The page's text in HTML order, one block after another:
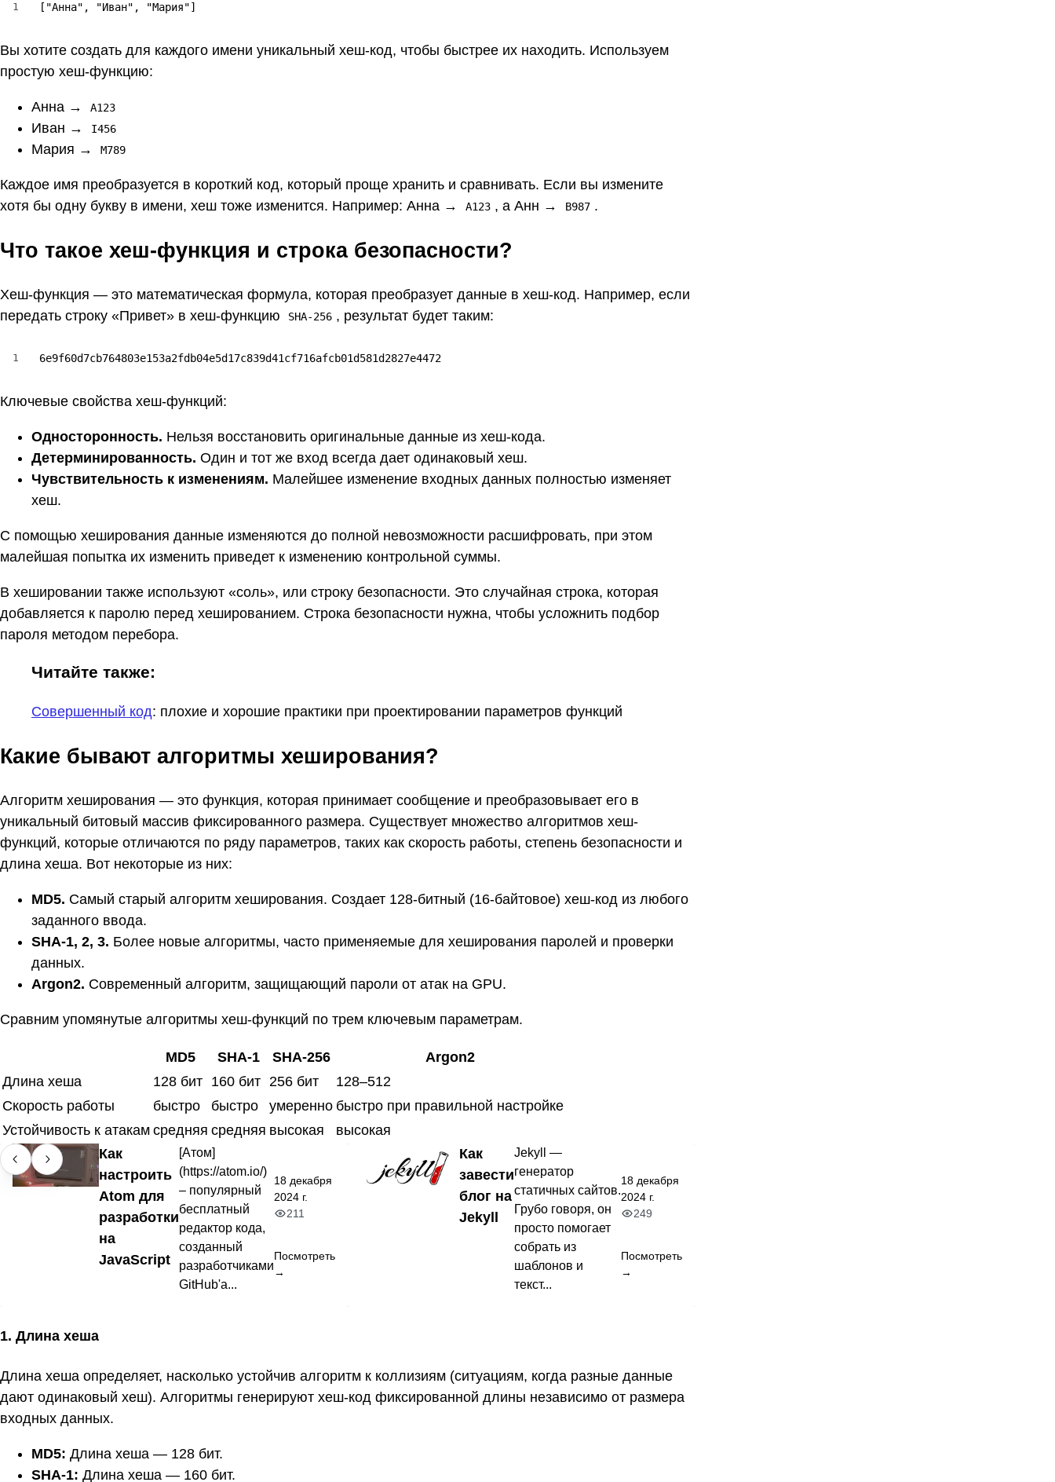
1 ["Анна", "Иван", "Мария"]
Вы хотите создать для каждого имени уникальный хеш-код, чтобы быстрее их находить. Используем
простую хеш-функцию:
Анна → A123
Иван → I456
Мария → M789
Каждое имя преобразуется в короткий код, который проще хранить и сравнивать. Если вы измените
хотя бы одну букву в имени, хеш тоже изменится. Например: Анна →
A123 , а Анн → B987 .
Что такое хеш-функция и строка безопасности?
Хеш-функция — это математическая формула, которая преобразует данные в хеш-код. Например, если
передать строку «Привет» в хеш-функцию
SHA-256 , результат будет таким:
1 6e9f60d7cb764803e153a2fdb04e5d17c839d41cf716afcb01d581d2827e4472
Ключевые свойства хеш-функций:
Односторонность. Нельзя восстановить оригинальные данные из хеш-кода.
Детерминированность. Один и тот же вход всегда дает одинаковый хеш.
Чувствительность к изменениям. Малейшее изменение входных данных полностью изменяет
хеш.
С помощью хеширования данные изменяются до полной невозможности расшифровать, при этом
малейшая попытка их изменить приведет к изменению контрольной суммы.
В хешировании также используют «соль», или строку безопасности. Это случайная строка, которая
добавляется к паролю перед хешированием. Строка безопасности нужна, чтобы усложнить подбор
пароля методом перебора.
Читайте также:
Совершенный код: плохие и хорошие практики при проектировании параметров функций
Какие бывают алгоритмы хеширования?
Алгоритм хеширования — это функция, которая принимает сообщение и преобразовывает его в
уникальный битовый массив фиксированного размера. Существует множество алгоритмов хеш-
функций, которые отличаются по ряду параметров, таких как скорость работы, степень безопасности и
длина хеша. Вот некоторые из них:
MD5. Самый старый алгоритм хеширования. Создает 128-битный (16-байтовое) хеш-код из любого
заданного ввода.
SHA-1, 2, 3. Более новые алгоритмы, часто применяемые для хеширования паролей и проверки
данных.
Argon2. Современный алгоритм, защищающий пароли от атак на GPU.
Сравним упомянутые алгоритмы хеш-функций по трем ключевым параметрам.
MD5 SHA-1 SHA-256
Argon2
Длина хеша
128 бит 160 бит 256 бит
128–512
Скорость работы
быстро быстро умеренно быстро при правильной настройке
Устойчивость к атакам средняя средняя высокая
высокая
Как
настроить
Atom для
разработки
на
JavaScript
[Атом]
(https://atom.io/)
– популярный
бесплатный
редактор кода,
созданный
разработчиками
GitHub'а...
18 декабря
2024 г.
211
Посмотреть
→
Как
завести
блог на
Jekyll
Jekyll —
генератор
статичных сайтов.
Грубо говоря, он
просто помогает
собрать из
шаблонов и
текст...
18 декабря
2024 г.
249
Посмотреть
→
1. Длина хеша
Длина хеша определяет, насколько устойчив алгоритм к коллизиям (ситуациям, когда разные данные
дают одинаковый хеш). Алгоритмы генерируют хеш-код фиксированной длины независимо от размера
входных данных.
MD5: Длина хеша — 128 бит.
SHA-1: Длина хеша — 160 бит.